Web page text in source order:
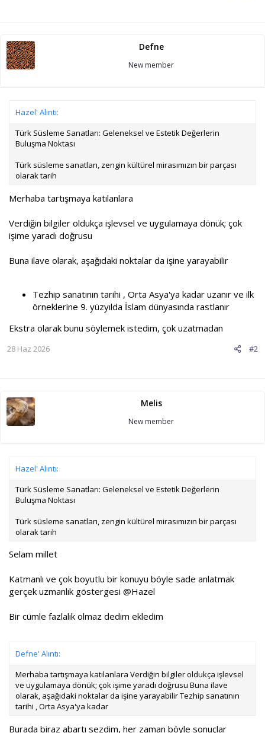
Defne
New member
Hazel' Alıntı:
Türk Süsleme Sanatları: Geleneksel ve Estetik Değerlerin
Buluşma Noktası
Türk süsleme sanatları, zengin kültürel mirasımızın bir parçası
olarak tarih
Merhaba tartışmaya katılanlara
Verdiğin bilgiler oldukça işlevsel ve uygulamaya dönük; çok
işime yaradı doğrusu
Buna ilave olarak, aşağıdaki noktalar da işine yarayabilir
Tezhip sanatının tarihi , Orta Asya'ya kadar uzanır ve ilk
örneklerine 9. yüzyılda İslam dünyasında rastlanır
Ekstra olarak bunu söylemek istedim, çok uzatmadan
#2
28 Haz 2026
Melis
New member
Hazel' Alıntı:
Türk Süsleme Sanatları: Geleneksel ve Estetik Değerlerin
Buluşma Noktası
Türk süsleme sanatları, zengin kültürel mirasımızın bir parçası
olarak tarih
Selam millet
Katmanlı ve çok boyutlu bir konuyu böyle sade anlatmak
gerçek uzmanlık göstergesi @Hazel
Bir cümle fazlalık olmaz dedim ekledim
Defne' Alıntı:
Merhaba tartışmaya katılanlara Verdiğin bilgiler oldukça işlevsel
ve uygulamaya dönük; çok işime yaradı doğrusu Buna ilave
olarak, aşağıdaki noktalar da işine yarayabilir Tezhip sanatının
tarihi , Orta Asya'ya kadar
Burada biraz abartı sezdim, her zaman böyle sonuçlar